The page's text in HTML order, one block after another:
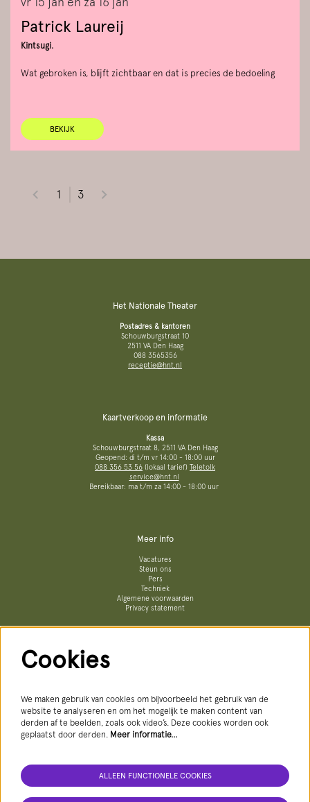
Patrick Laureij
Kintsugi.
Wat gebroken is, blijft zichtbaar en dat is precies de bedoeling
BEKIJK
1 3
Het Nationale Theater
Postadres & kantoren
Schouwburgstraat 10
2511 VA Den Haag
088 3565356
receptie@hnt.nl
Kaartverkoop en informatie
Kassa
Schouwburgstraat 8, 2511 VA Den Haag
Geopend: di t/m vr 14:00 - 18:00 uur
088 356 53 56 (lokaal tarief) Teletolk
service@hnt.nl
Bereikbaar: ma t/m za 14:00 - 18:00 uur
Meer info
Vacatures
Steun ons
Pers
Techniek
Algemene voorwaarden
Privacy statement
AANMELDEN NIEUWSBRIEF
Cookies
We maken gebruik van cookies om bijvoorbeeld het gebruik van de
website te analyseren en om het mogelijk te maken content van
derden af te beelden, zoals ook video’s. Deze cookies worden ook
geplaatst door derden. Meer informatie…
ALLEEN FUNCTIONELE COOKIES